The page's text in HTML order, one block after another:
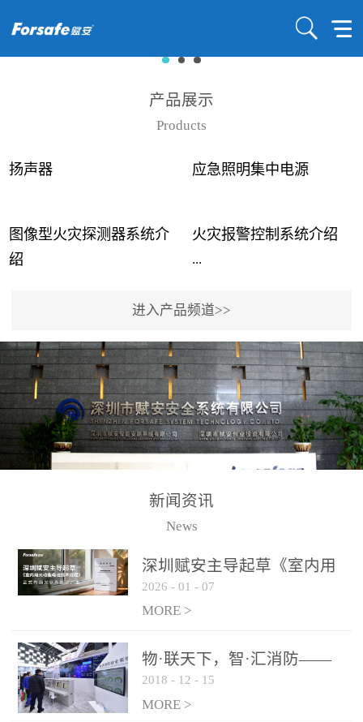
产品展示
Products
扬声器 应急照明集中电源
图像型火灾探测器系统介
绍
...
事故频发，传统的火灾探
测方法已无法满足要求。
尤其是目前众多的大型影
剧院、会议展览中心、体
育馆、大型仓库和隧道空
间等，其建筑结构特殊、
火灾隐患多。一旦发生火
传统的火灾关测器无法被
及时缺发，不能及早发现
和有效扑救火火，这不仅
力和闲难，同时也将造成
巨大的经济损失和社会影
响，基至还会造成人员伤
亡。图像型火灾探测器正
火灾报警控制系统介绍
...
用了具有仲裁机制和冗余
校验的总线传输技术、线
路状态检测与保护技术、
后向光电感烟探测技术、
高可靠的系统抗干扰技术
等多项专利技术和专有技
警领域三十多年技术积累
和工程实践的结晶。
进入产品频道>>
新闻资讯
News
深圳赋安主导起草《室内用
光动能电池技术规程》 正式
布局光伏新能源产业
2026 - 01 - 07
MORE >
物·联天下，智·汇消防——
赋安F&S 2018上海消防展圆
满落幕
2018 - 12 - 15
MORE >